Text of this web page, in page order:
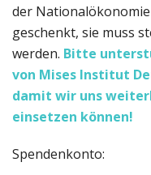
der
geschenkt, sie muss
werden. Bitte
von Mises Institut
damit wir uns
einsetzen können!
Spendenkonto: